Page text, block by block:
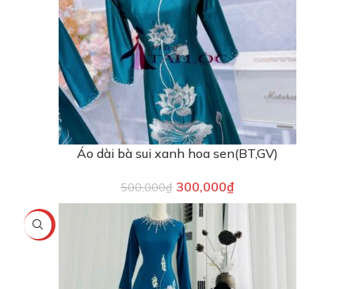
Áo dài bà sui xanh hoa sen(BT,GV)
500,000₫ 300,000₫
-25%